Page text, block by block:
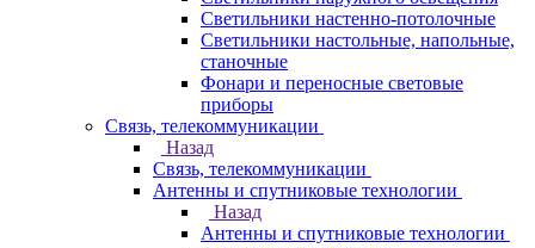
Светильники настенно-потолочные
Светильники настольные, напольные,
станочные
Фонари и переносные световые
приборы
Связь, телекоммуникации
Назад
Связь, телекоммуникации
Антенны и спутниковые технологии
Назад
Антенны и спутниковые технологии